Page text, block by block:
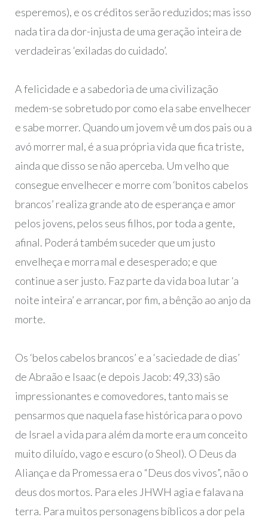
esperemos), e os créditos serão reduzidos; mas isso
nada tira da dor-injusta de uma geração inteira de
verdadeiras ‘exiladas do cuidado’.
A felicidade e a sabedoria de uma civilização
medem-se sobretudo por como ela sabe envelhecer
e sabe morrer. Quando um jovem vê um dos pais ou a
avó morrer mal, é a sua própria vida que fica triste,
ainda que disso se não aperceba. Um velho que
consegue envelhecer e morre com ‘bonitos cabelos
brancos’ realiza grande ato de esperança e amor
pelos jovens, pelos seus filhos, por toda a gente,
afinal. Poderá também suceder que um justo
envelheça e morra mal e desesperado; e que
continue a ser justo. Faz parte da vida boa lutar ‘a
noite inteira’ e arrancar, por fim, a bênção ao anjo da
morte.
Os ‘belos cabelos brancos’ e a ‘saciedade de dias’
de Abraão e Isaac (e depois Jacob: 49,33) são
impressionantes e comovedores, tanto mais se
pensarmos que naquela fase histórica para o povo
de Israel a vida para além da morte era um conceito
muito diluído, vago e escuro (o Sheol). O Deus da
Aliança e da Promessa era o “Deus dos vivos”, não o
deus dos mortos. Para eles JHWH agia e falava na
terra. Para muitos personagens bíblicos a dor pela